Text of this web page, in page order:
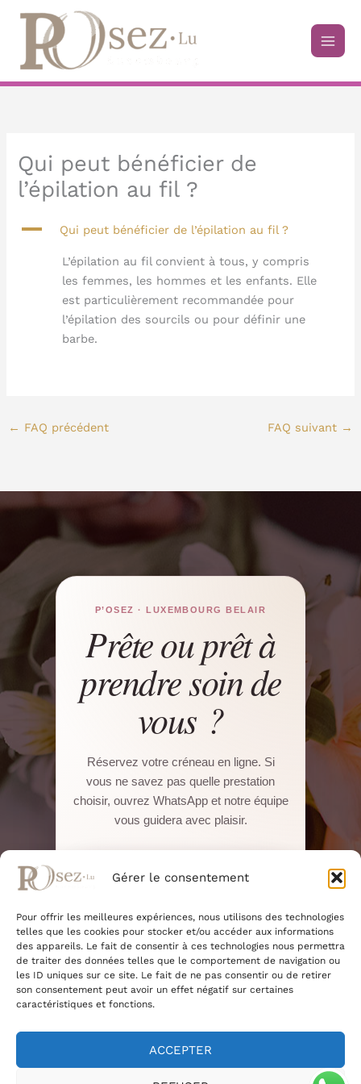
Gérer le consentement
Pour offrir les meilleures expériences, nous utilisons des technologies
telles que les cookies pour stocker et/ou accéder aux informations
des appareils. Le fait de consentir à ces technologies nous permettra
de traiter des données telles que le comportement de navigation ou
les ID uniques sur ce site. Le fait de ne pas consentir ou de retirer
son consentement peut avoir un effet négatif sur certaines
caractéristiques et fonctions.
ACCEPTER
contenu
Qui peut bénéficier de
l’épilation au fil ?
A Qui peut bénéficier de l’épilation au fil ?
L’épilation au fil convient à tous, y compris
les femmes, les hommes et les enfants. Elle
est particulièrement recommandée pour
l’épilation des sourcils ou pour définir une
barbe.
← FAQ précédent FAQ suivant →
P’OSEZ · LUXEMBOURG BELAIR
Prête ou prêt à
prendre soin de
vous ?
Réservez votre créneau en ligne. Si
vous ne savez pas quelle prestation
choisir, ouvrez WhatsApp et notre équipe
vous guidera avec plaisir.
Réserver sur Salonkee
WhatsApp direct
22, Boulevard Pierre Dupong · L-1430
Luxembourg
+352 661 375 945